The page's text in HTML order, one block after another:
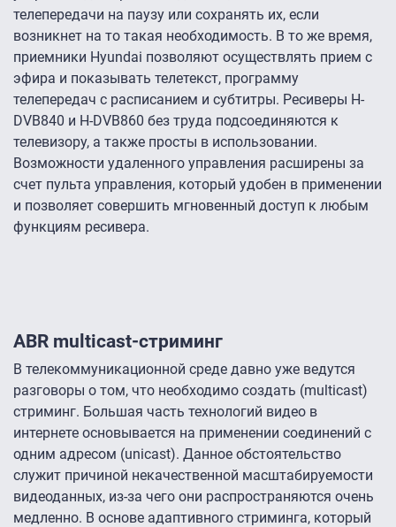
телепередачи на паузу или сохранять их, если
возникнет на то такая необходимость. В то же время,
приемники Hyundai позволяют осуществлять прием с
эфира и показывать телетекст, программу
телепередач с расписанием и субтитры. Ресиверы H-
DVB840 и H-DVB860 без труда подсоединяются к
телевизору, а также просты в использовании.
Возможности удаленного управления расширены за
счет пульта управления, который удобен в применении
и позволяет совершить мгновенный доступ к любым
функциям ресивера.
ABR multicast-стриминг
В телекоммуникационной среде давно уже ведутся
разговоры о том, что необходимо создать (multicast)
стриминг. Большая часть технологий видео в
интернете основывается на применении соединений с
одним адресом (unicast). Данное обстоятельство
служит причиной некачественной масштабируемости
видеоданных, из-за чего они распространяются очень
медленно. В основе адаптивного стриминга, который